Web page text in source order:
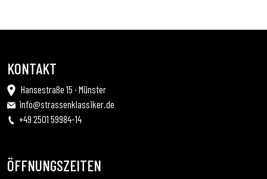
KONTAKT
Hansestraße 15 · Münster
info@strassenklassiker.de
+49 2501 59984-14
ÖFFNUNGSZEITEN